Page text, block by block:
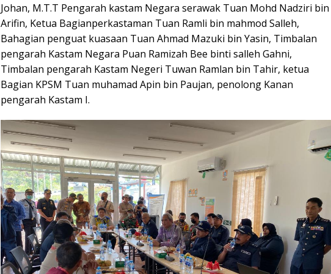
Johan, M.T.T Pengarah kastam Negara serawak Tuan Mohd Nadziri bin
Arifin, Ketua Bagianperkastaman Tuan Ramli bin mahmod Salleh,
Bahagian penguat kuasaan Tuan Ahmad Mazuki bin Yasin, Timbalan
pengarah Kastam Negara Puan Ramizah Bee binti salleh Gahni,
Timbalan pengarah Kastam Negeri Tuwan Ramlan bin Tahir, ketua
Bagian KPSM Tuan muhamad Apin bin Paujan, penolong Kanan
pengarah Kastam I.